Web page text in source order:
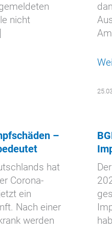
nicht
–
hat
Corona-
ein
Nach einer
werden